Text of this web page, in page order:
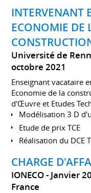
INTERVENANT
ECONOMIE DE
Université de
octobre 2021
Enseignant vacataire
Economie de la
d'Œuvre et Etudes
Modélisation 3 D
Etude de prix TCE
Réalisation du DCE
CHARGE
IONECO Janvier
France